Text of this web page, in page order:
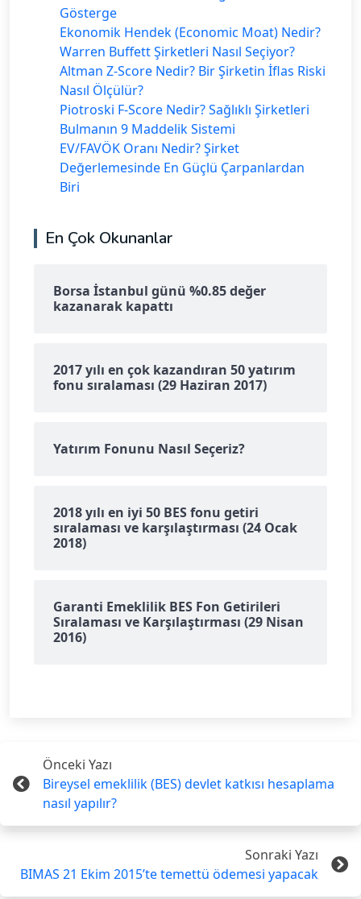
Gösterge
Ekonomik Hendek (Economic Moat) Nedir?
Warren Buffett Şirketleri Nasıl Seçiyor?
Altman Z-Score Nedir? Bir Şirketin İflas Riski
Nasıl Ölçülür?
Piotroski F-Score Nedir? Sağlıklı Şirketleri
Bulmanın 9 Maddelik Sistemi
EV/FAVÖK Oranı Nedir? Şirket
Değerlemesinde En Güçlü Çarpanlardan
Biri
En Çok Okunanlar
Borsa İstanbul günü %0.85 değer
kazanarak kapattı
2017 yılı en çok kazandıran 50 yatırım
fonu sıralaması (29 Haziran 2017)
Yatırım Fonunu Nasıl Seçeriz?
2018 yılı en iyi 50 BES fonu getiri
sıralaması ve karşılaştırması (24 Ocak
2018)
Garanti Emeklilik BES Fon Getirileri
Sıralaması ve Karşılaştırması (29 Nisan
2016)
Önceki Yazı
Bireysel emeklilik (BES) devlet katkısı hesaplama
nasıl yapılır?
Sonraki Yazı
BIMAS 21 Ekim 2015’te temettü ödemesi yapacak